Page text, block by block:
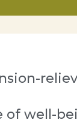
of well-